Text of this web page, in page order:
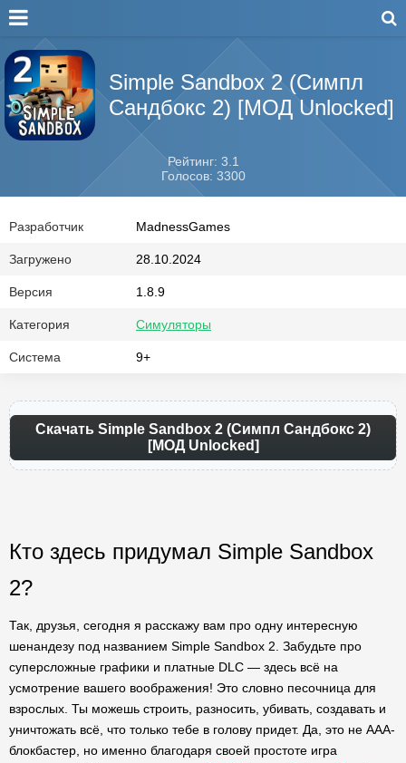
Simple Sandbox 2 (Симпл
Сандбокс 2) [МОД Unlocked]
Рейтинг: 3.1
Голосов: 3300
Разработчик MadnessGames
Загружено 28.10.2024
Версия 1.8.9
Категория Симуляторы
Система 9+
Скачать Simple Sandbox 2 (Симпл Сандбокс 2)
[МОД Unlocked]
Кто здесь придумал Simple Sandbox
2?
Так, друзья, сегодня я расскажу вам про одну интересную
шенандезу под названием Simple Sandbox 2. Забудьте про
суперсложные графики и платные DLC — здесь всё на
усмотрение вашего воображения! Это словно песочница для
взрослых. Ты можешь строить, разносить, убивать, создавать и
уничтожать всё, что только тебе в голову придет. Да, это не AAA-
блокбастер, но именно благодаря своей простоте игра